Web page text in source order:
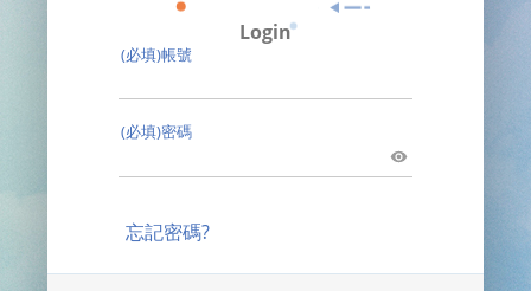
Login
(必填)帳號
(必填)密碼
忘記密碼?